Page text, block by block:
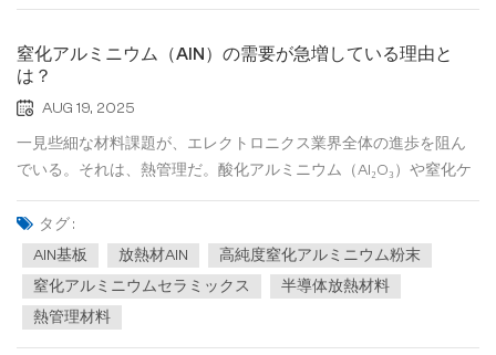
窒化アルミニウム（AlN）の需要が急増している理由と
は？
AUG 19, 2025
一見些細な材料課題が、エレクトロニクス業界全体の進歩を阻ん
でいる。それは、熱管理だ。酸化アルミニウム（Al₂O₃）や窒化ケ
イ素（Si₃N₄）といった従来の材料では、最新デバイスの放熱要件
を満たすのに苦労する中、窒化アルミニウム（AlN）が重要なソリ
ューションとして浮上した。その独自の特性は、複数のハイテク
分野で...
タグ :
AlN基板
放熱材AlN
高純度窒化アルミニウム粉末
窒化アルミニウムセラミックス
半導体放熱材料
熱管理材料